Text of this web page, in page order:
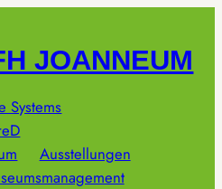
JOANNEUM
Systems
Ausstellungen